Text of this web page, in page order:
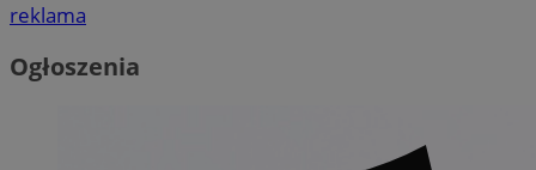
reklama
Ogłoszenia